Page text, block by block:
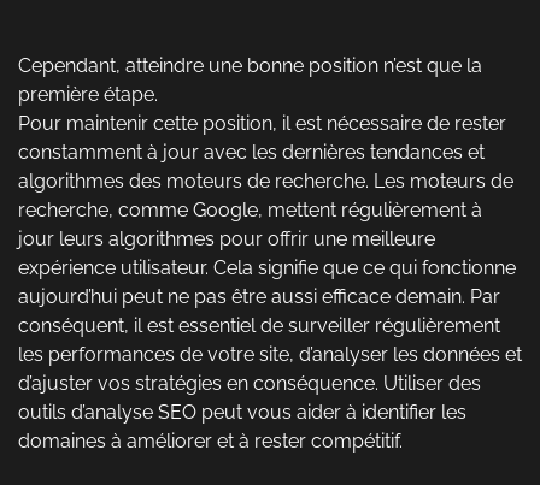
Cependant, atteindre une bonne position n’est que la
première étape.
Pour maintenir cette position, il est nécessaire de rester
constamment à jour avec les dernières tendances et
algorithmes des moteurs de recherche. Les moteurs de
recherche, comme Google, mettent régulièrement à
jour leurs algorithmes pour offrir une meilleure
expérience utilisateur. Cela signifie que ce qui fonctionne
aujourd’hui peut ne pas être aussi efficace demain. Par
conséquent, il est essentiel de surveiller régulièrement
les performances de votre site, d’analyser les données et
d’ajuster vos stratégies en conséquence. Utiliser des
outils d’analyse SEO peut vous aider à identifier les
domaines à améliorer et à rester compétitif.